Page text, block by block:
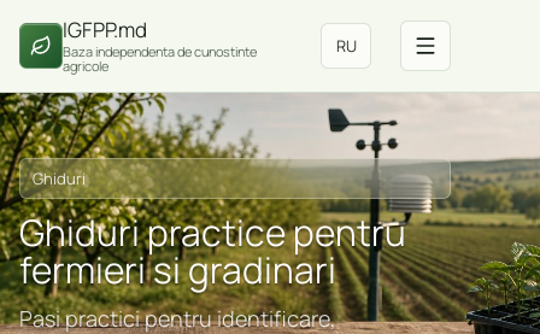
IGFPP.md
Baza independenta de cunostinte
agricole
RU
Ghiduri
Ghiduri practice pentru
fermieri si gradinari
Pasi practici pentru identificare,